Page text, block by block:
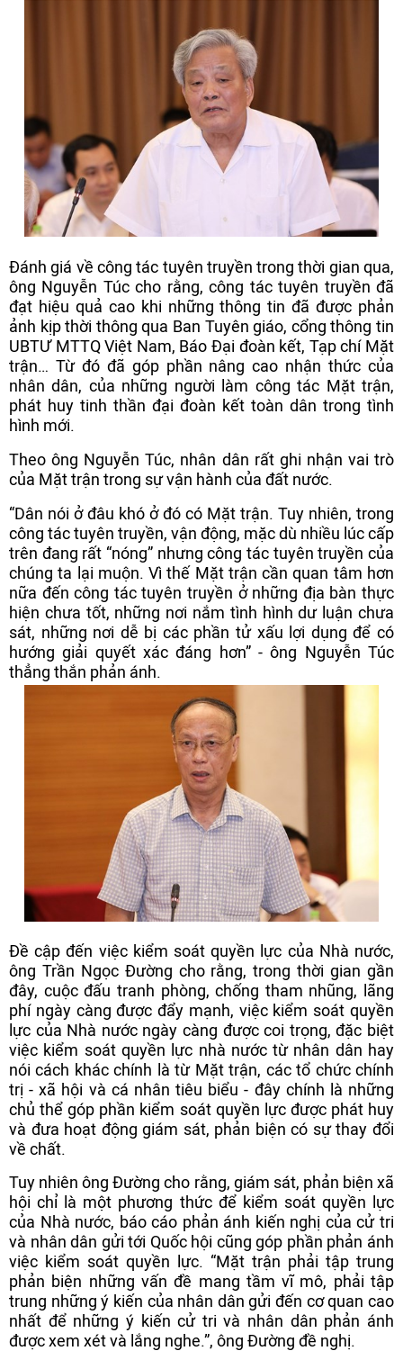
Đánh giá về công tác tuyên truyền trong thời gian qua,
ông Nguyễn Túc cho rằng, công tác tuyên truyền đã
đạt hiệu quả cao khi những thông tin đã được phản
ảnh kịp thời thông qua Ban Tuyên giáo, cổng thông tin
UBTƯ MTTQ Việt Nam, Báo Đại đoàn kết, Tạp chí Mặt
trận… Từ đó đã góp phần nâng cao nhận thức của
nhân dân, của những người làm công tác Mặt trận,
phát huy tinh thần đại đoàn kết toàn dân trong tình
hình mới.
Theo ông Nguyễn Túc, nhân dân rất ghi nhận vai trò
của Mặt trận trong sự vận hành của đất nước.
“Dân nói ở đâu khó ở đó có Mặt trận. Tuy nhiên, trong
công tác tuyên truyền, vận động, mặc dù nhiều lúc cấp
trên đang rất “nóng” nhưng công tác tuyên truyền của
chúng ta lại muộn. Vì thế Mặt trận cần quan tâm hơn
nữa đến công tác tuyên truyền ở những địa bàn thực
hiện chưa tốt, những nơi nắm tình hình dư luận chưa
sát, những nơi dễ bị các phần tử xấu lợi dụng để có
hướng giải quyết xác đáng hơn” - ông Nguyễn Túc
thẳng thắn phản ánh.
Đề cập đến việc kiểm soát quyền lực của Nhà nước,
ông Trần Ngọc Đường cho rằng, trong thời gian gần
đây, cuộc đấu tranh phòng, chống tham nhũng, lãng
phí ngày càng được đẩy mạnh, việc kiểm soát quyền
lực của Nhà nước ngày càng được coi trọng, đặc biệt
việc kiểm soát quyền lực nhà nước từ nhân dân hay
nói cách khác chính là từ Mặt trận, các tổ chức chính
trị - xã hội và cá nhân tiêu biểu - đây chính là những
chủ thể góp phần kiểm soát quyền lực được phát huy
và đưa hoạt động giám sát, phản biện có sự thay đổi
về chất.
Tuy nhiên ông Đường cho rằng, giám sát, phản biện xã
hội chỉ là một phương thức để kiểm soát quyền lực
của Nhà nước, báo cáo phản ánh kiến nghị của cử tri
và nhân dân gửi tới Quốc hội cũng góp phần phản ánh
việc kiểm soát quyền lực. “Mặt trận phải tập trung
phản biện những vấn đề mang tầm vĩ mô, phải tập
trung những ý kiến của nhân dân gửi đến cơ quan cao
nhất để những ý kiến cử tri và nhân dân phản ánh
được xem xét và lắng nghe.”, ông Đường đề nghị.